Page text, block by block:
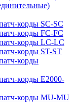
корды SC-SC
корды FC-FC
корды LC-LC
корды ST-ST
корды
корды E2000-
корды MU-MU